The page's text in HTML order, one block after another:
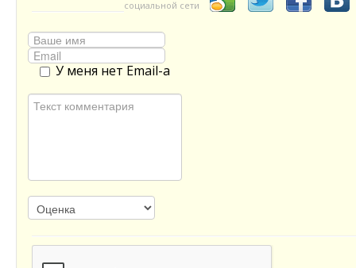
социальной сети
У меня нет Email-а